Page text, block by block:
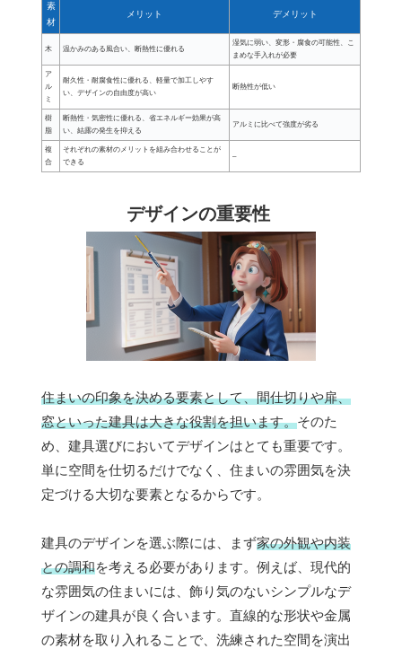
素
材
メリット デメリット
木 温かみのある風合い、断熱性に優れる
湿気に弱い、変形・腐食の可能性、こ
まめな手入れが必要
ア
ル
ミ
耐久性・耐腐食性に優れる、軽量で加工しやす
い、デザインの自由度が高い
断熱性が低い
樹
脂
断熱性・気密性に優れる、省エネルギー効果が高
い、結露の発生を抑える
アルミに比べて強度が劣る
複
合
それぞれの素材のメリットを組み合わせることが
できる
–
デザインの重要性
住まいの印象を決める要素として、間仕切りや扉、
窓といった建具は大きな役割を担います。そのた
め、建具選びにおいてデザインはとても重要です。
単に空間を仕切るだけでなく、住まいの雰囲気を決
定づける大切な要素となるからです。
建具のデザインを選ぶ際には、まず家の外観や内装
との調和を考える必要があります。例えば、現代的
な雰囲気の住まいには、飾り気のないシンプルなデ
ザインの建具が良く合います。直線的な形状や金属
の素材を取り入れることで、洗練された空間を演出